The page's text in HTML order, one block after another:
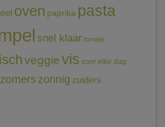
oven paprika pasta
snel klaar tomaat
veggievis voor elke dag
zomerszonnig zuiders